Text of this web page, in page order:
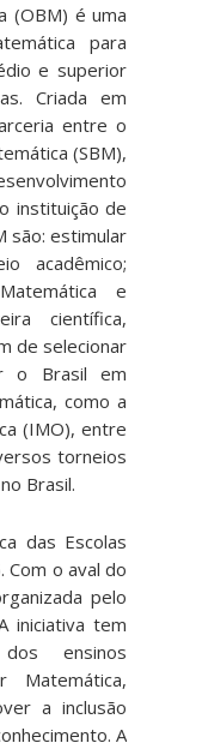
(OBM) é uma
para
e superior
Criada em
entre o
(SBM),
instituição de
são: estimular
acadêmico;
e
científica,
de selecionar
o Brasil em
como a
(IMO), entre
torneios
Brasil.
das Escolas
Com o aval do
pelo
iniciativa tem
ensinos
a inclusão
A